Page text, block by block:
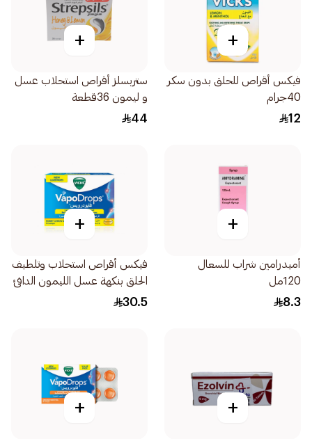
+
فيكس أقراص للحلق بدون سكر
40جرام
12
+
ستربسلز أقراص استحلاب عسل
و ليمون 36قطعة
44
+
أميدرامين شراب للسعال
120مل
8.3
+
فيكس أقراص استحلاب وتلطيف
الحلق بنكهة عسل الليمون الدافئ
16قرص
30.5
+
+